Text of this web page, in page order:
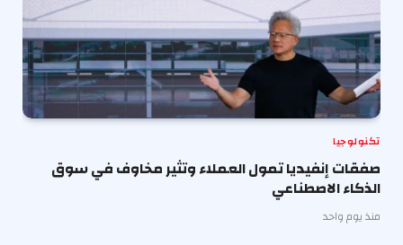
تكنولوجيا
صفقات إنفيديا تمول العملاء وتثير مخاوف في سوق
الذكاء الاصطناعي
منذ يوم واحد